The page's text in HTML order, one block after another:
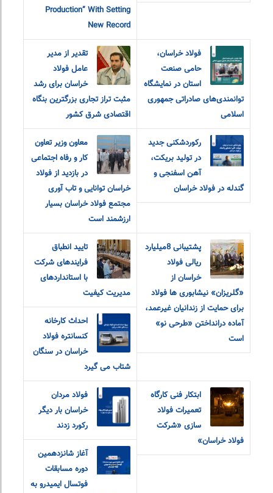
Production” With Setting
New Record
فولاد خراسان،
حامی صنعت
استان در نمایشگاه
توانمندی‌های صادراتی جمهوری
اسلامی
تقدیر از مدیر
عامل فولاد
خراسان برای رشد
مثبت تراز تجاری بزرگترین بنگاه
اقتصادی شرق کشور
رکوردشکنی جدید
در تولید بریکت،
آهن اسفنجی و
گندله در فولاد خراسان
معاون وزیر تعاون
کار و رفاه اجتماعی
در بازدید از فولاد
خراسان توانایی و تاب آوری
مجتمع فولاد خراسان بسیار
ارزشمند است
پشتیبانی 8میلیارد
ریالی فولاد
خراسان از
«گلریزان» نیشابوری ها فولاد
برای حمایت از زندانیان غیرعمد،
آماده درانداختن «طرحی نو»
است
تایید انطباق
فرایندهای شرکت
با استانداردهای
مدیریت کیفیت
احداث کارخانه
کنسانتره فولاد
خراسان در سنگان
شتاب می گیرد
ابتکار فنی کارگاه
تعمیرات فولاد
سازی «شرکت
فولاد خراسان»
فولاد مردان
خراسان بار دیگر
رکورد زدند
آغاز شانزدهمین
دوره مسابقات
فوتسال ایمیدرو به